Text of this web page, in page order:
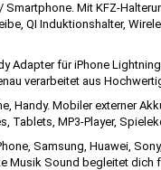
Smartphone. Mit KFZ-
QI Induktionshalter,
Adapter für iPhone
verarbeitet aus
Handy. Mobiler externer
Tablets, MP3-Player,
Samsung, Huawei,
Musik Sound begleitet